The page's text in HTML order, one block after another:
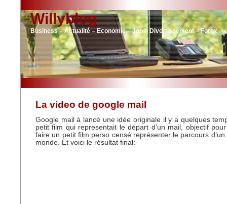
Willyblog
Business – Actualité – Economie – Job – Divertissement – Forex
La video de google mail
Google mail à lancé une idée originale il y a quelques
petit film qui representait le départ d’un mail, objectif
faire un petit film perso censé représenter le parcours
monde. Et voici le résultat final: